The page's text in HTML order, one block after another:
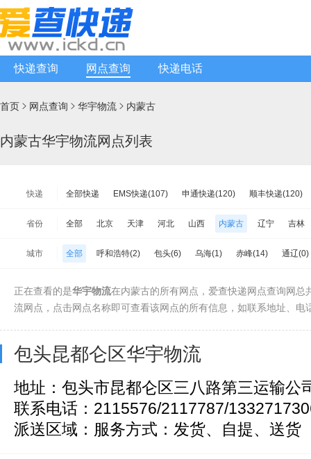
快递查询 网点查询 快递电话
首页  网点查询  华宇物流  内蒙古
内蒙古华宇物流网点列表
快递 全部快递 EMS快递(107) 申通快递(120) 顺丰快递(120)
中通快递(249)
日日顺物流(80)
增益快递(48) 安能物流(258) 苏宁快递(104) 全一快递(10)
中铁物流(68) 品骏快递(58) 远成快运(31) 百世汇通快递
省份 全部 北京 天津 河北 山西 内蒙古 辽宁 吉林
江苏
海南
台湾省 香港 澳门
城市 全部 呼和浩特(2) 包头(6) 乌海(1) 赤峰(14) 通辽(0)
正在查看的是华宇物流在内蒙古的所有网点，爱查快递网点查询网总
流网点，点击网点名称即可查看该网点的所有信息，如联系地址、电
包头昆都仑区华宇物流
地址：包头市昆都仑区三八路第三运输公
联系电话：2115576/2117787/
派送区域：服务方式：发货、自提、送货